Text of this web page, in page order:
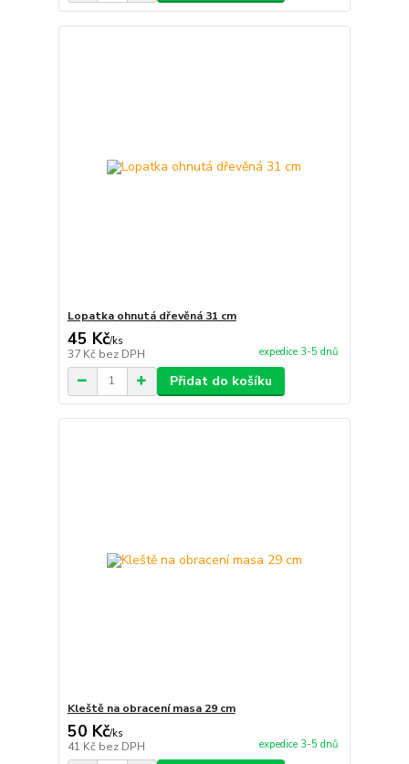
Lopatka ohnutá dřevěná 31 cm
45 Kč/ks
37 Kč bez DPH expedice 3-5 dnů
Přidat do košíku
Kleště na obracení masa 29 cm
50 Kč/ks
41 Kč bez DPH expedice 3-5 dnů